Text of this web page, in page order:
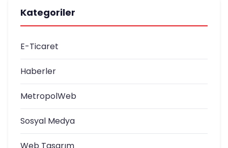
Kategoriler
E-Ticaret
Haberler
MetropolWeb
Sosyal Medya